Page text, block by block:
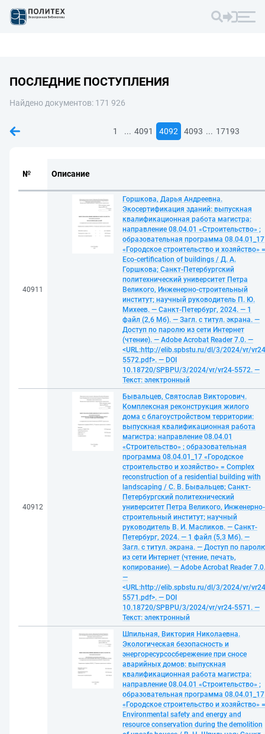
ПОСЛЕДНИЕ ПОСТУПЛЕНИЯ
Найдено документов: 171 926
1 ... 4091 4092 4093 ... 17193
№ Описание
40911
Горшкова, Дарья Андреевна.
Экосертификация зданий: выпускная
квалификационная работа магистра:
направление 08.04.01 «Строительство» ;
образовательная программа 08.04.01_17
«Городское строительство и хозяйство» =
Eco-certification of buildings / Д. А.
Горшкова; Санкт-Петербургский
политехнический университет Петра
Великого, Инженерно-строительный
институт; научный руководитель П. Ю.
Михеев. — Санкт-Петербург, 2024. — 1
файл (2,6 Мб). — Загл. с титул. экрана. —
Доступ по паролю из сети Интернет
(чтение). — Adobe Acrobat Reader 7.0. —
<URL:http://elib.spbstu.ru/dl/3/2024/vr/
5572.pdf>. — DOI
10.18720/SPBPU/3/2024/vr/vr24-5572. —
Текст: электронный
40912
Бывальцев, Святослав Викторович.
Комплексная реконструкция жилого
дома с благоустройством территории:
выпускная квалификационная работа
магистра: направление 08.04.01
«Строительство» ; образовательная
программа 08.04.01_17 «Городское
строительство и хозяйство» = Complex
reconstruction of a residential building with
landscaping / С. В. Бывальцев; Санкт-
Петербургский политехнический
университет Петра Великого, Инженерно-
строительный институт; научный
руководитель В. И. Масликов. — Санкт-
Петербург, 2024. — 1 файл (5,3 Мб). —
Загл. с титул. экрана. — Доступ по
из сети Интернет (чтение, печать,
копирование). — Adobe Acrobat Reader 7.0.
—
<URL:http://elib.spbstu.ru/dl/3/2024/vr/
5571.pdf>. — DOI
10.18720/SPBPU/3/2024/vr/vr24-5571. —
Текст: электронный
Шпильная, Виктория Николаевна.
Экологическая безопасность и
энергоресурсосбережение при сносе
аварийных домов: выпускная
квалификационная работа магистра:
направление 08.04.01 «Строительство» ;
образовательная программа 08.04.01_17
«Городское строительство и хозяйство» =
Environmental safety and energy and
resource conservation during the demolition